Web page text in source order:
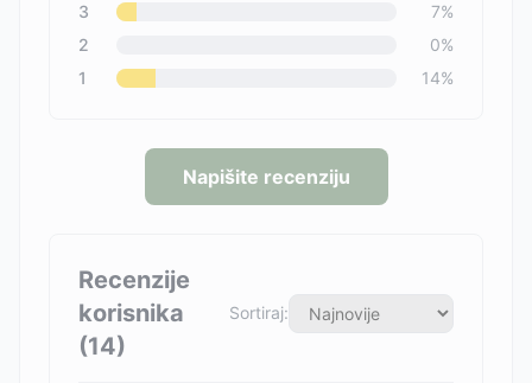
3
7%
2
0%
1
14%
Napišite recenziju
Recenzije
korisnika
(14)
Sortiraj: